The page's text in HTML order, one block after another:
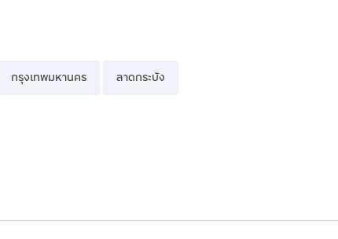
กรุงเทพมหานคร ลาดกระบัง